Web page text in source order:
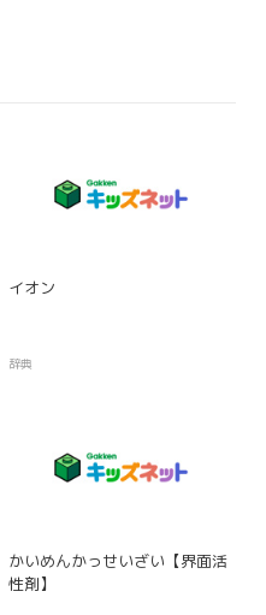
イオン
辞典
かいめんかっせいざい【界面活
性剤】